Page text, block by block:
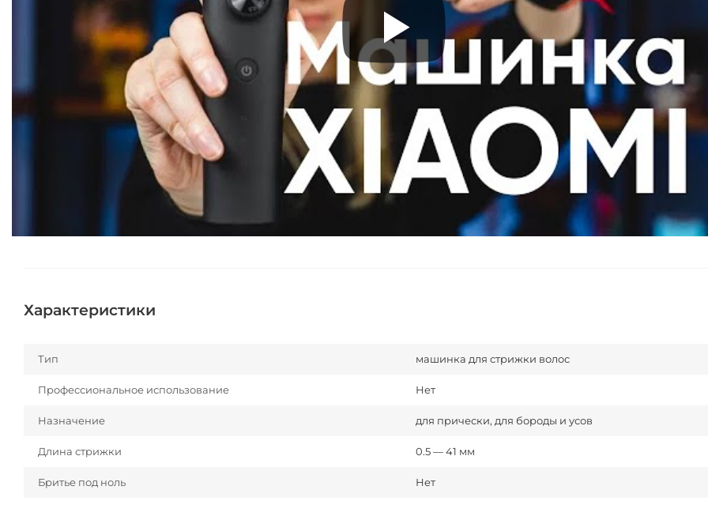
Характеристики
Тип машинка для стрижки волос
Профессиональное использование Нет
Назначение для прически, для бороды и усов
Длина стрижки 0.5 — 41 мм
Бритье под ноль Нет